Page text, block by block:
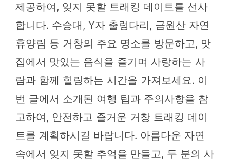
제공하여, 잊지 못할 트래킹 데이트를 선사
합니다. 수승대, Y자 출렁다리, 금원산 자연
휴양림 등 거창의 주요 명소를 방문하고, 맛
집에서 맛있는 음식을 즐기며 사랑하는 사
람과 함께 힐링하는 시간을 가져보세요. 이
번 글에서 소개된 여행 팁과 주의사항을 참
고하여, 안전하고 즐거운 거창 트래킹 데이
트를 계획하시길 바랍니다. 아름다운 자연
속에서 잊지 못할 추억을 만들고, 두 분의 사